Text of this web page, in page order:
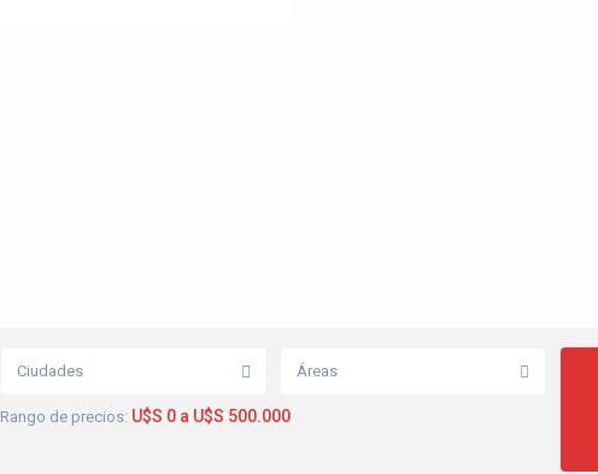
Ciudades Áreas
Rango de precios: U$S 0 a U$S 500.000